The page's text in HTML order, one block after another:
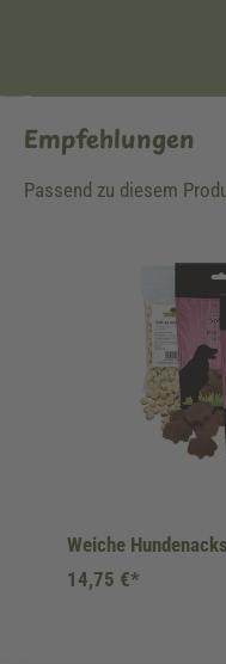
Empfehlungen
Passend zu diesem
Weiche
14,75 €*